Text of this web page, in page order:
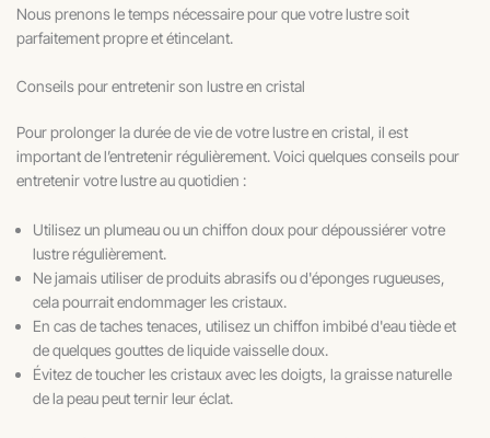
Nous prenons le temps nécessaire pour que votre lustre soit
parfaitement propre et étincelant.
Conseils pour entretenir son lustre en cristal
Pour prolonger la durée de vie de votre lustre en cristal, il est
important de l’entretenir régulièrement. Voici quelques conseils pour
entretenir votre lustre au quotidien :
Utilisez un plumeau ou un chiffon doux pour dépoussiérer votre
lustre régulièrement.
Ne jamais utiliser de produits abrasifs ou d'éponges rugueuses,
cela pourrait endommager les cristaux.
En cas de taches tenaces, utilisez un chiffon imbibé d'eau tiède et
de quelques gouttes de liquide vaisselle doux.
Évitez de toucher les cristaux avec les doigts, la graisse naturelle
de la peau peut ternir leur éclat.